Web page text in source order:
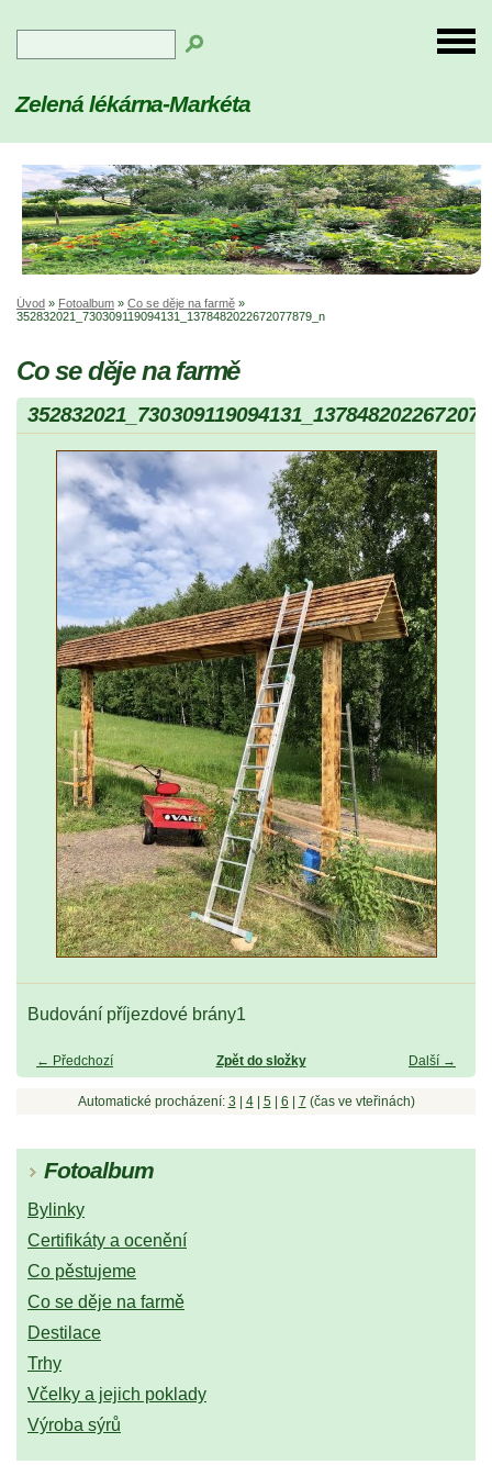
Zelená lékárna-Markéta
Úvod » Fotoalbum » Co se děje na farmě »
352832021_730309119094131_1378482022672077879_n
Co se děje na farmě
Budování příjezdové brány1
← Předchozí Další →
Zpět do složky
Automatické procházení: 3 4| 5| 6 7 (čas ve vteřinách)
Fotoalbum
Bylinky
Certifikáty a ocenění
Co pěstujeme
Co se děje na farmě
Destilace
Trhy
Včelky a jejich poklady
Výroba sýrů